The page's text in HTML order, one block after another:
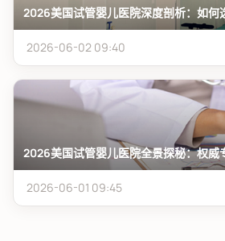
2026美国试管婴儿医院深度剖析：如何
2026-06-02 09:40
2026美国试管婴儿医院全景探秘：权威
2026-06-01 09:45